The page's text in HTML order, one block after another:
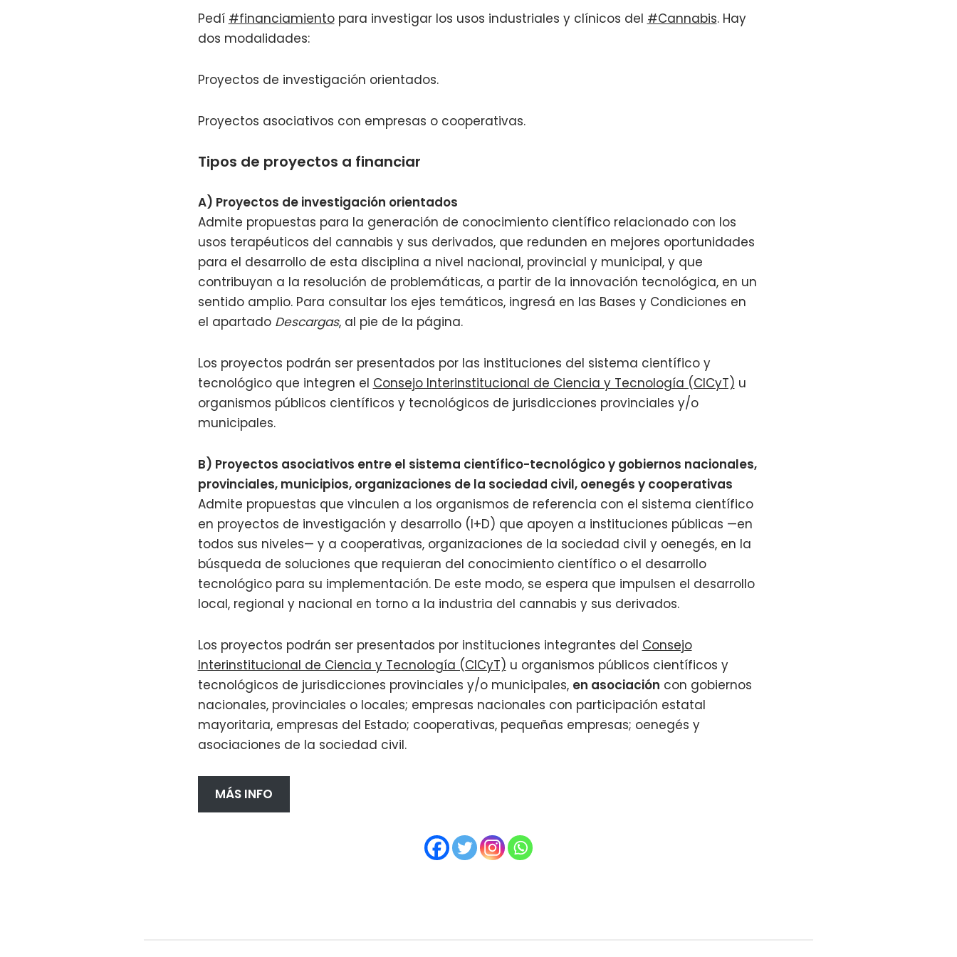
Pedí #financiamientopara investigar los usos industriales y clínicos del #Cannabis. Hay
dos modalidades:
Proyectos de investigación orientados.
Proyectos asociativos con empresas o cooperativas.
Tipos de proyectos a financiar
A) Proyectos de investigación orientados
Admite propuestas para la generación de conocimiento científico relacionado con los
usos terapéuticos del cannabis y sus derivados, que redunden en mejores oportunidades
para el desarrollo de esta disciplina a nivel nacional, provincial y municipal, y que
contribuyan a la resolución de problemáticas, a partir de la innovación tecnológica, en un
sentido amplio. Para consultar los ejes temáticos, ingresá en las Bases y Condiciones en
el apartado Descargas, al pie de la página.
Los proyectos podrán ser presentados por las instituciones del sistema científico y
tecnológico que integren el Consejo Interinstitucional de Ciencia y Tecnología (CICyT) u
organismos públicos científicos y tecnológicos de jurisdicciones provinciales y/o
municipales.
B) Proyectos asociativos entre el sistema científico-tecnológico y gobiernos nacionales,
provinciales, municipios, organizaciones de la sociedad civil, oenegés y cooperativas
Admite propuestas que vinculen a los organismos de referencia con el sistema científico
en proyectos de investigación y desarrollo (I+D) que apoyen a instituciones públicas —en
todos sus niveles— y a cooperativas, organizaciones de la sociedad civil y oenegés, en la
búsqueda de soluciones que requieran del conocimiento científico o el desarrollo
tecnológico para su implementación. De este modo, se espera que impulsen el desarrollo
local, regional y nacional en torno a la industria del cannabis y sus derivados.
Los proyectos podrán ser presentados por instituciones integrantes del Consejo
Interinstitucional de Ciencia y Tecnología (CICyT) u organismos públicos científicos y
tecnológicos de jurisdicciones provinciales y/o municipales, en asociación con gobiernos
nacionales, provinciales o locales; empresas nacionales con participación estatal
mayoritaria, empresas del Estado; cooperativas, pequeñas empresas; oenegés y
asociaciones de la sociedad civil.
MÁS INFO